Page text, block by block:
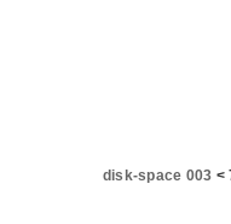
>
disk-space 003